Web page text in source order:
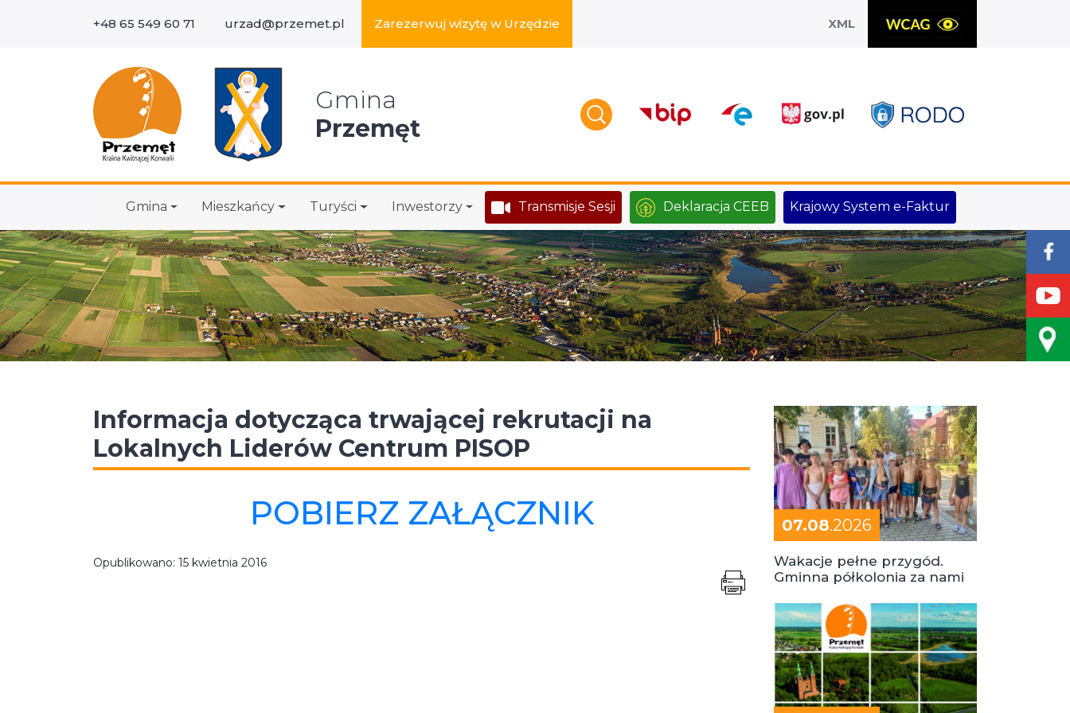
+48 65 549 60 71 urzad@przemet.pl Zarezerwuj wizytę w Urzędzie XML
Gmina
Przemęt
Gmina Mieszkańcy Turyści Inwestorzy Transmisje Sesji Deklaracja CEEB Krajowy System e-Faktur
Informacja dotycząca trwającej rekrutacji na
Lokalnych Liderów Centrum PISOP
POBIERZ ZAŁĄCZNIK
Opublikowano: 15 kwietnia 2016
07.08.2026
Wakacje pełne przygód.
Gminna półkolonia za nami
Wyszukaj w serwisie